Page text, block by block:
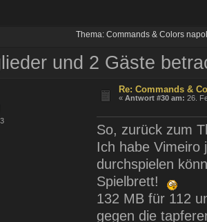
Thema: Commands & Colors
und 2 Gäste
Re: Commands &
«Antwort #30 am: 26.
So, zurück zum
Ich habe Vimeiro
durchspielen
Spielbrett!
132 MB für 112
gegen die